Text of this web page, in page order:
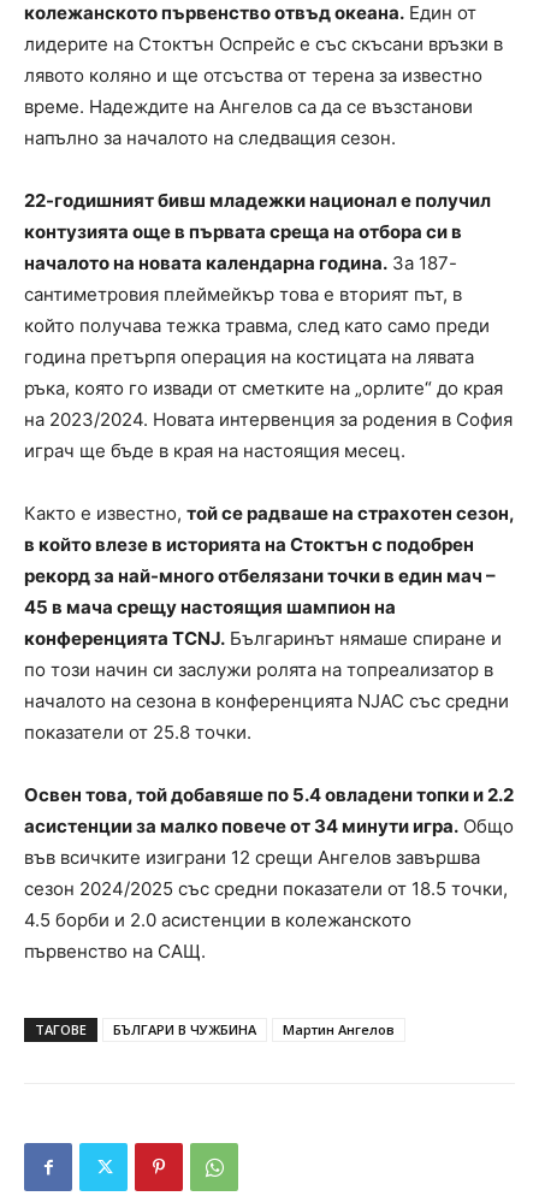
колежанското първенство отвъд океана. Един от
лидерите на Стоктън Оспрейс е със скъсани връзки в
лявото коляно и ще отсъства от терена за известно
време. Надеждите на Ангелов са да се възстанови
напълно за началото на следващия сезон.
22-годишният бивш младежки национал е получил
контузията още в първата среща на отбора си в
началото на новата календарна година. За 187-
сантиметровия плеймейкър това е вторият път, в
който получава тежка травма, след като само преди
година претърпя операция на костицата на лявата
ръка, която го извади от сметките на „орлите“ до края
на 2023/2024. Новата интервенция за родения в София
играч ще бъде в края на настоящия месец.
Както е известно, той се радваше на страхотен сезон,
в който влезе в историята на Стоктън с подобрен
рекорд за най-много отбелязани точки в един мач –
45 в мача срещу настоящия шампион на
конференцията TCNJ. Българинът нямаше спиране и
по този начин си заслужи ролята на топреализатор в
началото на сезона в конференцията NJAC със средни
показатели от 25.8 точки.
Освен това, той добавяше по 5.4 овладени топки и 2.2
асистенции за малко повече от 34 минути игра. Общо
във всичките изиграни 12 срещи Ангелов завършва
сезон 2024/2025 със средни показатели от 18.5 точки,
4.5 борби и 2.0 асистенции в колежанското
първенство на САЩ.
ТАГОВЕ БЪЛГАРИ В ЧУЖБИНА Мартин Ангелов